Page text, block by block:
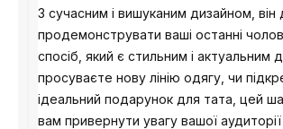
З сучасним і вишуканим дизайном, він
продемонструвати ваші останні
спосіб, який є стильним і актуальним
просуваєте нову лінію одягу, чи
ідеальний подарунок для тата, цей
вам привернути увагу вашої